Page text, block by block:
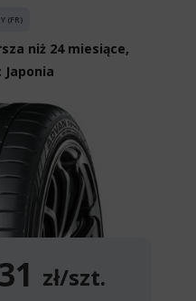
(FR)
niż 24 miesiące,
zł/szt.